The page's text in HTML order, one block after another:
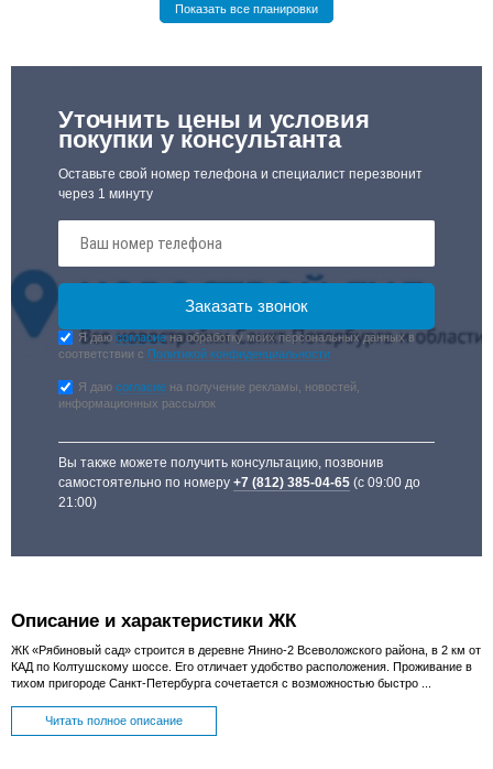
Показать все планировки
Уточнить цены и условия
покупки у консультанта
Оставьте свой номер телефона и специалист перезвонит
через 1 минуту
Я даюсогласие на обработку моих персональных данных в
соответствии с Политикой конфиденциальности
Я даюсогласие на получение рекламы, новостей,
информационных рассылок
Вы также можете получить консультацию, позвонив
самостоятельно по номеру+7 (812) 385-04-65 (с 09:00 до
21:00)
Описание и характеристики ЖК
ЖК «Рябиновый сад» строится в деревне Янино-2 Всеволожского района, в 2 км от
КАД по Колтушскому шоссе. Его отличает удобство расположения. Проживание в
тихом пригороде Санкт-Петербурга сочетается с возможностью быстро ...
Читать полное описание